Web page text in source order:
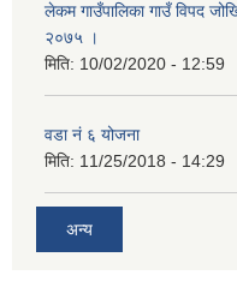
लेकम गाउँपालिका गाउँ विपद
२०७५ ।
मिति: 10/02/2020 - 12:59
वडा नं ६ योजना
मिति: 11/25/2018 - 14:29
अन्य